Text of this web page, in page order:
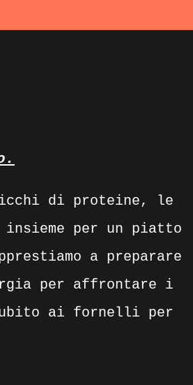
di proteine, le
per un piatto
a preparare
per affrontare i
ai fornelli per